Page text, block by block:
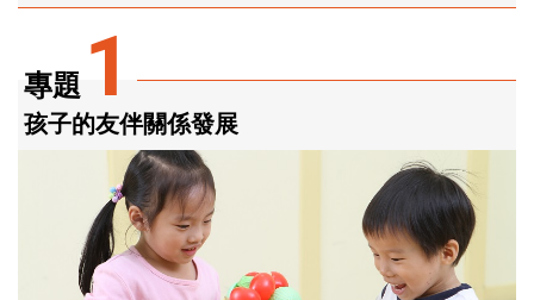
專題 1
孩子的友伴關係發展